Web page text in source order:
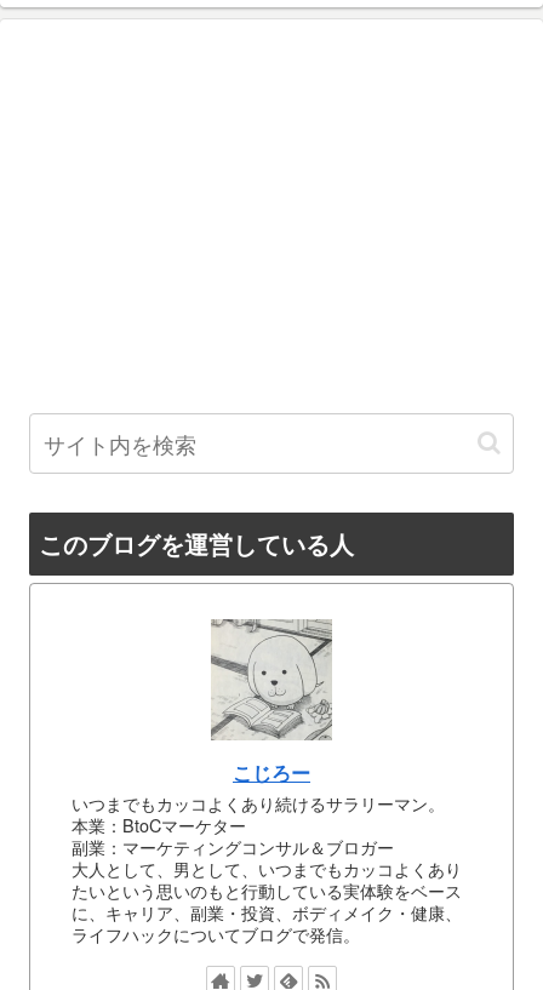
このブログを運営している人
こじろー
いつまでもカッコよくあり続けるサラリーマン。
本業：BtoCマーケター
副業：マーケティングコンサル＆ブロガー
大人として、男として、いつまでもカッコよくあり
たいという思いのもと行動している実体験をベース
に、キャリア、副業・投資、ボディメイク・健康、
ライフハックについてブログで発信。